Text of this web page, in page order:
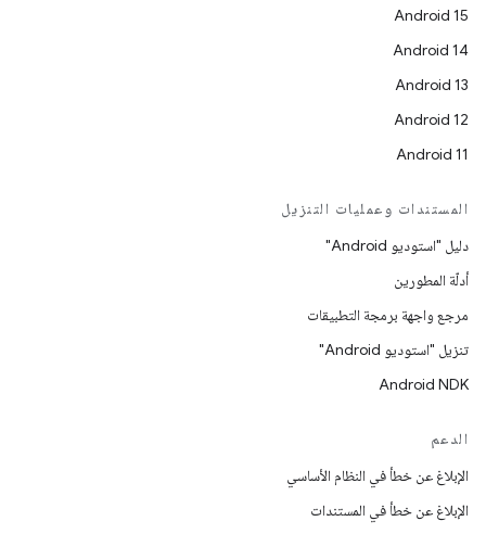
Android 15
Android 14
Android 13
Android 12
Android 11
المستندات وعمليات التنزيل
دليل "استوديو Android"
أدلّة المطورين
مرجع واجهة برمجة التطبيقات
تنزيل "استوديو Android"
Android NDK
الدعم
الإبلاغ عن خطأ في النظام الأساسي
الإبلاغ عن خطأ في المستندات